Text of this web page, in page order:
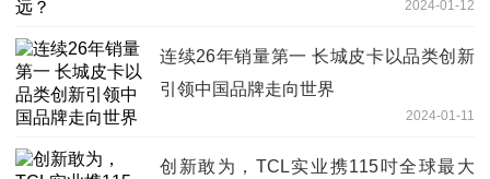
2024-01-12
连续26年销量第一 长城皮卡以品类创新
引领中国品牌走向世界
2024-01-11
创新敢为，TCL实业携115吋全球最大